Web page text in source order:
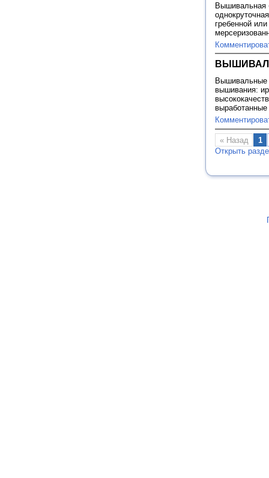
Вышивальная
гребенной
Вышивальные
вышивания:
« Назад
1
Открыть